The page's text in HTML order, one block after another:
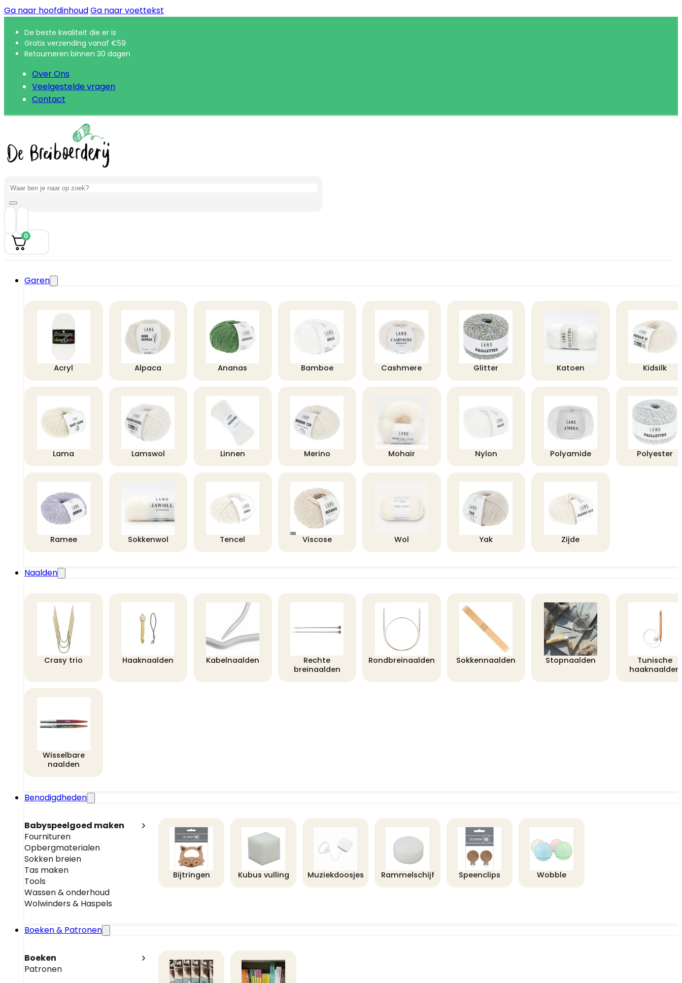
Ga naar hoofdinhoudGa naar voettekst
De beste kwaliteit die er is
Gratis verzending vanaf €59
Retourneren binnen 30 dagen
Over Ons
Veelgestelde vragen
Contact
Zoeken
0
Garen
Acryl Alpaca Ananas Bamboe Cashmere Glitter Katoen Kidsilk
Lama Lamswol Linnen Merino Mohair Nylon Polyamide Polyester
Ramee Sokkenwol Tencel Viscose Wol Yak Zijde
Naalden
Crasy trio Haaknaalden Kabelnaalden
Rechte
breinaalden
Rondbreinaalden Sokkennaalden Stopnaalden
Tunische
haaknaalden
Wisselbare
naalden
Benodigdheden
Babyspeelgoed maken
Fournituren
Opbergmaterialen
Sokken breien
Tas maken
Tools
Wassen & onderhoud
Wolwinders & Haspels
Bijtringen Kubus vulling Muziekdoosjes Rammelschijf Speenclips Wobble
Boeken & Patronen
Boeken
Patronen